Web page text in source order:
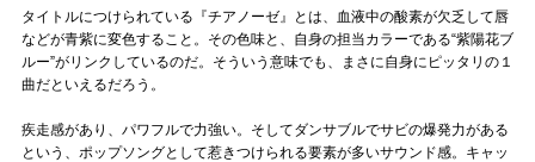
タイトルにつけられている『チアノーゼ』とは、血液中の酸素が欠乏して唇
などが青紫に変色すること。その色味と、自身の担当カラーである“紫陽花ブ
ルー”がリンクしているのだ。そういう意味でも、まさに自身にピッタリの１
曲だといえるだろう。
疾走感があり、パワフルで力強い。そしてダンサブルでサビの爆発力がある
という、ポップソングとして惹きつけられる要素が多いサウンド感。キャッ